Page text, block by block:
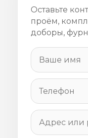
Оставьте
проём,
доборы,